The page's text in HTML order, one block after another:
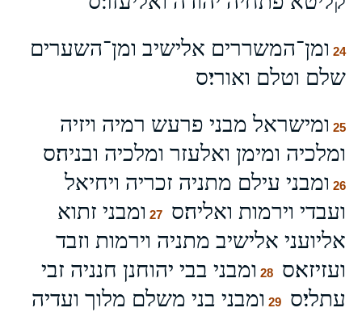
24 ומן־המשררים אלישיב ומן־השערים
שלם וטלם ואורי׃ס
25 ומישראל מבני פרעש רמיה ויזיה
ומלכיה ומימן ואלעזר ומלכיה ובניה׃ס
26 ומבני עילם מתניה זכריה ויחיאל
ועבדי וירמות ואליה׃ס
27 ומבני זתוא
אליועני אלישיב מתניה וירמות וזבד
ועזיזא׃ס
28 ומבני בבי יהוחנן חנניה זבי
עתלי׃ס
29 ומבני בני משלם מלוך ועדיה